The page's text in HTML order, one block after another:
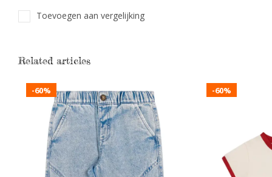
Toevoegen aan vergelijking
Related articles
-60% -60%